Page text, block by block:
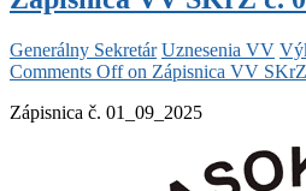
Generálny Sekretár Uznesenia VV
Comments Offon Zápisnica VV
Zápisnica č. 01_09_2025